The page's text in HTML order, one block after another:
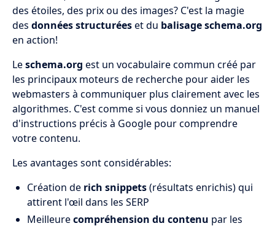
des étoiles, des prix ou des images? C'est la magie
des données structuréeset du balisage schema.org
en action!
Leschema.org est un vocabulaire commun créé par
les principaux moteurs de recherche pour aider les
webmasters à communiquer plus clairement avec les
algorithmes. C'est comme si vous donniez un manuel
d'instructions précis à Google pour comprendre
votre contenu.
Les avantages sont considérables:
Création de rich snippets(résultats enrichis) qui
attirent l'œil dans les SERP
Meilleurecompréhension du contenu par les